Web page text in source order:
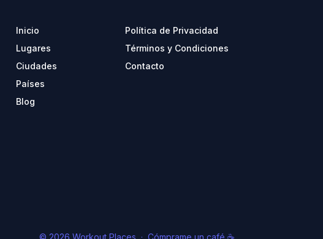
Inicio
Lugares
Ciudades
Países
Blog
Política de Privacidad
Términos y Condiciones
Contacto
© 2026 Workout Places · Cómprame un café ☕